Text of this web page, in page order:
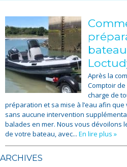
Après la
Comptoir
charge de
préparation et sa mise à l’eau afin
sans aucune intervention
balades en mer. Nous vous dévoilons
de votre bateau, avec... En lire plus »
ARCHIVES